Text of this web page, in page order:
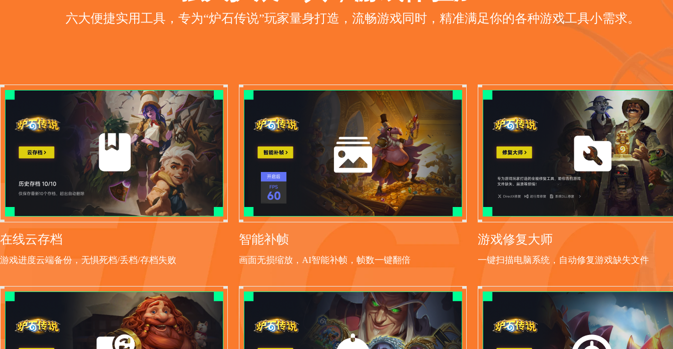
六大便捷实用工具，专为“炉石传说”玩家量身打造，流畅游戏同时，精准满足你的各种游戏工具小需求。
在线云存档
游戏进度云端备份，无惧死档/丢档/存档失败
智能补帧
画面无损缩放，AI智能补帧，帧数一键翻倍
游戏修复大师
一键扫描电脑系统，自动修复游戏缺失文件